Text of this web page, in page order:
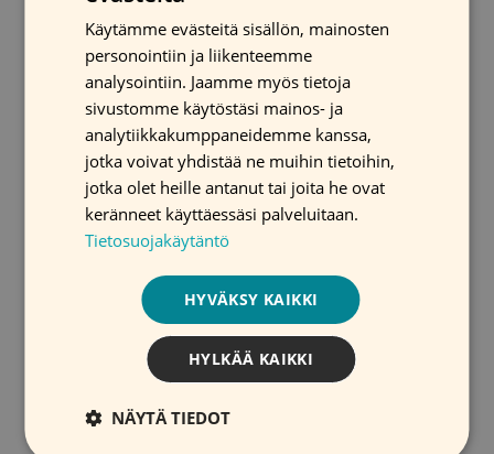
Nouse seisomaan myös puheluiden aikana ja
papereita silmäillessäsi. Käytä sähköpöytää, jos
mahdollista.
4. Älä valitse lyhyintä reittiä. Kierrä wc:hen
pidempää kautta ja tulosta paperit kauimmaiselle
tulostimelle.
5. Kävele kollegasi työpisteelle sen sijaan, että
6. Ehdota työpaikallasi taukojumppaa tai
kävelykokouksia. Nouse kokousten aikana
seisomaan. Se ei ole kummallista tai epäkohteliasta.
7. Järjestä työpisteesi niin, että joudut pakostakin
ENGLISH
Käytämme evästeitä sisällön, mainosten
personointiin ja liikenteemme
analysointiin. Jaamme myös tietoja
sivustomme käytöstäsi mainos- ja
analytiikkakumppaneidemme kanssa,
jotka voivat yhdistää ne muihin tietoihin,
jotka olet heille antanut tai joita he ovat
keränneet käyttäessäsi palveluitaan.
Tietosuojakäytäntö
HYVÄKSY KAIKKI
HYLKÄÄ KAIKKI
NÄYTÄ TIEDOT